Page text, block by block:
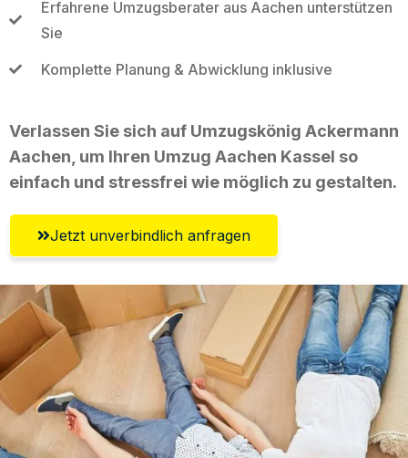
Erfahrene Umzugsberater aus Aachen unterstützen
Sie
Komplette Planung & Abwicklung inklusive
Verlassen Sie sich auf Umzugskönig Ackermann
Aachen, um Ihren Umzug Aachen Kassel so
einfach und stressfrei wie möglich zu gestalten.
Jetzt unverbindlich anfragen